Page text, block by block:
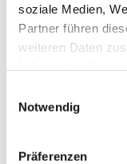
soziale Medien,
Partner führen
weiteren Daten
Notwendig
Präferenzen